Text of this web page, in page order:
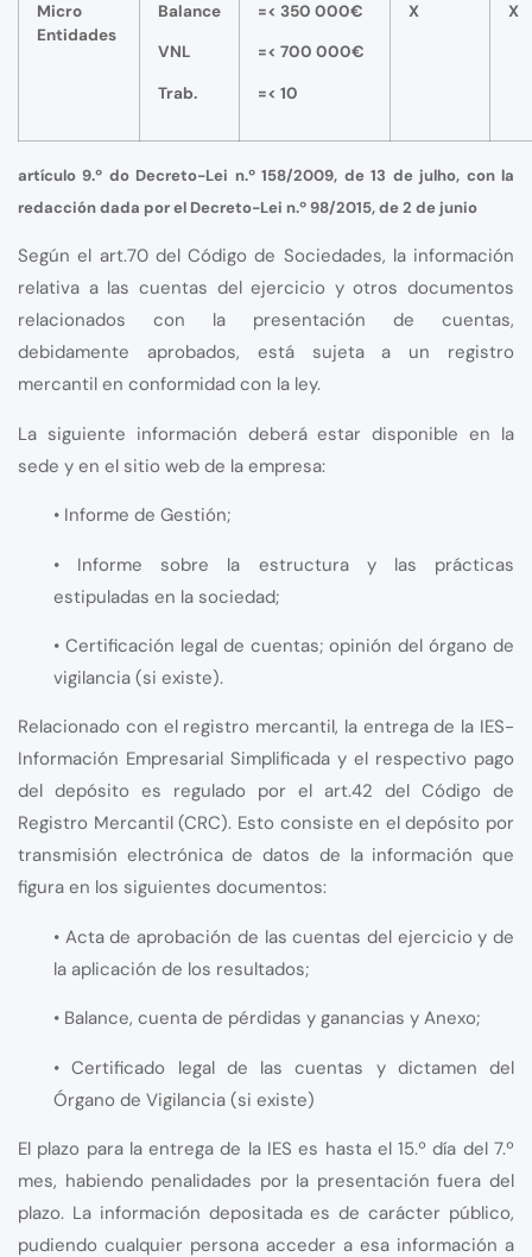
Micro
Entidades
Balance
VNL
Trab.
=< 350 000€
=< 700 000€
=< 10
X X
artículo 9.º do Decreto-Lei n.º 158/2009, de 13 de julho, con la
redacción dada por el Decreto-Lei n.º 98/2015, de 2 de junio
Según el art.70 del Código de Sociedades, la información
relativa a las cuentas del ejercicio y otros documentos
relacionados con la presentación de cuentas,
debidamente aprobados, está sujeta a un registro
mercantil en conformidad con la ley.
La siguiente información deberá estar disponible en la
sede y en el sitio web de la empresa:
• Informe de Gestión;
• Informe sobre la estructura y las prácticas
estipuladas en la sociedad;
• Certificación legal de cuentas; opinión del órgano de
vigilancia (si existe).
Relacionado con el registro mercantil, la entrega de la IES-
Información Empresarial Simplificada y el respectivo pago
del depósito es regulado por el art.42 del Código de
Registro Mercantil (CRC). Esto consiste en el depósito por
transmisión electrónica de datos de la información que
figura en los siguientes documentos:
• Acta de aprobación de las cuentas del ejercicio y de
la aplicación de los resultados;
• Balance, cuenta de pérdidas y ganancias y Anexo;
• Certificado legal de las cuentas y dictamen del
Órgano de Vigilancia (si existe)
El plazo para la entrega de la IES es hasta el 15.º día del 7.º
mes, habiendo penalidades por la presentación fuera del
plazo. La información depositada es de carácter público,
pudiendo cualquier persona acceder a esa información a